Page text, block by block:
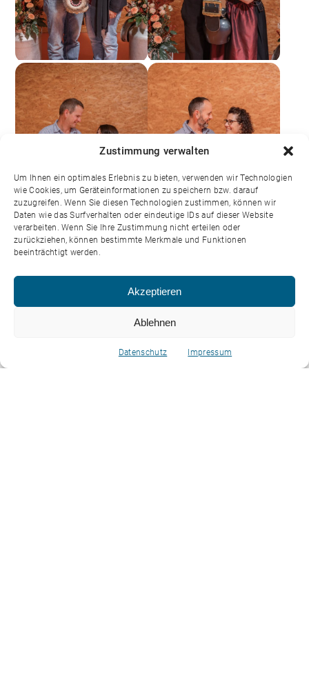
Zustimmung verwalten
Um Ihnen ein optimales Erlebnis zu bieten, verwenden wir Technologien
wie Cookies, um Geräteinformationen zu speichern bzw. darauf
zuzugreifen. Wenn Sie diesen Technologien zustimmen, können wir
Daten wie das Surfverhalten oder eindeutige IDs auf dieser Website
verarbeiten. Wenn Sie Ihre Zustimmung nicht erteilen oder
zurückziehen, können bestimmte Merkmale und Funktionen
beeinträchtigt werden.
Akzeptieren
Ablehnen
Datenschutz Impressum